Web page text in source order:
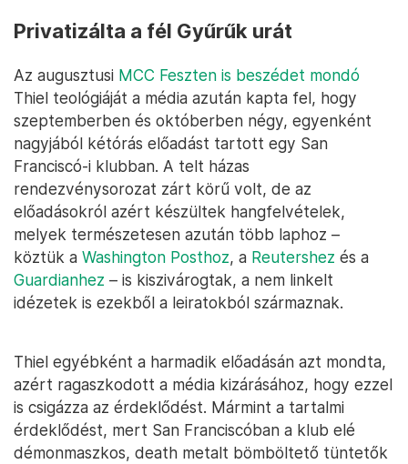
Privatizálta a fél Gyűrűk urát
Az augusztusi MCC Feszten is beszédet mondó
Thiel teológiáját a média azután kapta fel, hogy
szeptemberben és októberben négy, egyenként
nagyjából kétórás előadást tartott egy San
Franciscó-i klubban. A telt házas
rendezvénysorozat zárt körű volt, de az
előadásokról azért készültek hangfelvételek,
melyek természetesen azután több laphoz –
köztük a Washington Posthoz, a Reutershez és a
Guardianhez – is kiszivárogtak, a nem linkelt
idézetek is ezekből a leiratokból származnak.
Thiel egyébként a harmadik előadásán azt mondta,
azért ragaszkodott a média kizárásához, hogy ezzel
is csigázza az érdeklődést. Mármint a tartalmi
érdeklődést, mert San Franciscóban a klub elé
démonmaszkos, death metalt bömböltető tüntetők